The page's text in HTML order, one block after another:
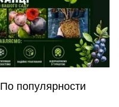
По популярности